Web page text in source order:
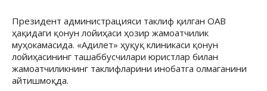
Президент администрацияси таклиф қилган ОАВ
ҳақидаги қонун лойиҳаси ҳозир жамоатчилик
муҳокамасида. «Адилет» ҳуқуқ клиникаси қонун
лойиҳасининг ташаббусчилари юристлар билан
жамоатчиликнинг таклифларини инобатга олмаганини
айтишмоқда.